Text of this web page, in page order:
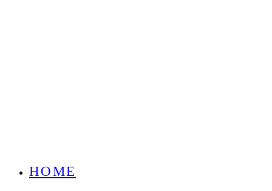
HOME